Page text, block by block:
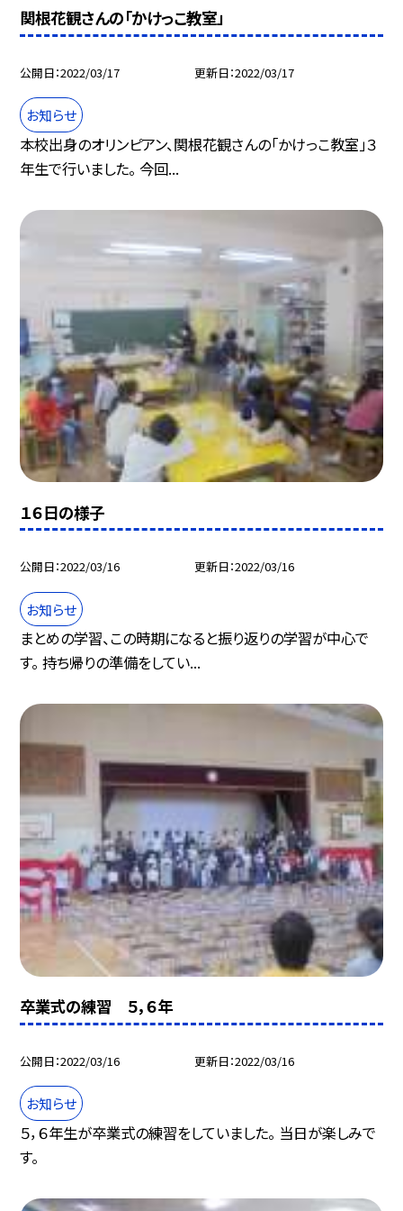
関根花観さんの「かけっこ教室」
公開日 2022/03/17 更新日 2022/03/17
お知らせ
本校出身のオリンピアン、関根花観さんの「かけっこ教室」３
年生で行いました。 今回...
１６日の様子
公開日 2022/03/16 更新日 2022/03/16
お知らせ
まとめの学習、この時期になると振り返りの学習が中心で
す。 持ち帰りの準備をしてい...
卒業式の練習 ５，６年
公開日 2022/03/16 更新日 2022/03/16
お知らせ
５，６年生が卒業式の練習をしていました。 当日が楽しみで
す。